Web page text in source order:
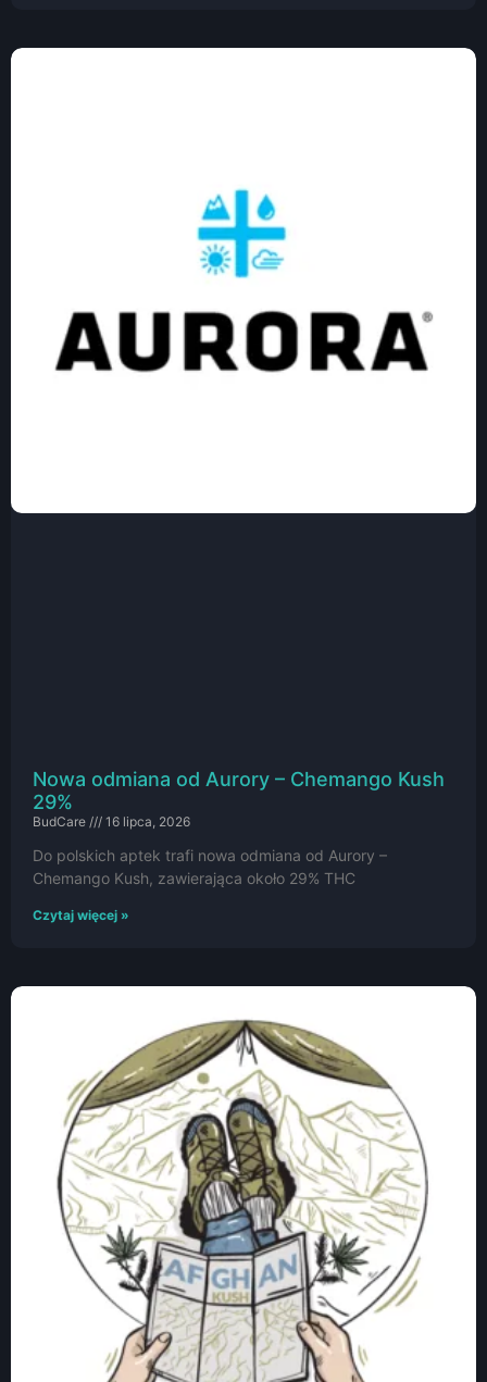
Nowa odmiana od Aurory – Chemango Kush
29%
BudCare 16 lipca, 2026
Do polskich aptek trafi nowa odmiana od Aurory –
Chemango Kush, zawierająca około 29% THC
Czytaj więcej »